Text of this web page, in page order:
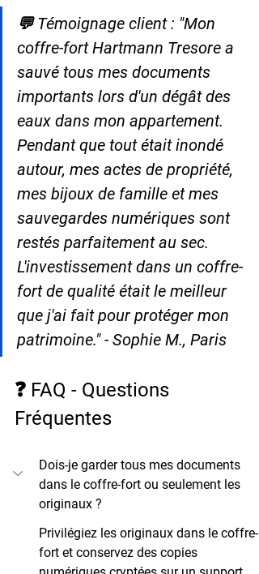
💬 Témoignage client : "Mon
coffre-fort Hartmann Tresore a
sauvé tous mes documents
importants lors d'un dégât des
eaux dans mon appartement.
Pendant que tout était inondé
autour, mes actes de propriété,
mes bijoux de famille et mes
sauvegardes numériques sont
restés parfaitement au sec.
L'investissement dans un coffre-
fort de qualité était le meilleur
que j'ai fait pour protéger mon
patrimoine." - Sophie M., Paris
❓ FAQ - Questions
Fréquentes
Dois-je garder tous mes documents
dans le coffre-fort ou seulement les
originaux ?
Privilégiez les originaux dans le coffre-
fort et conservez des copies